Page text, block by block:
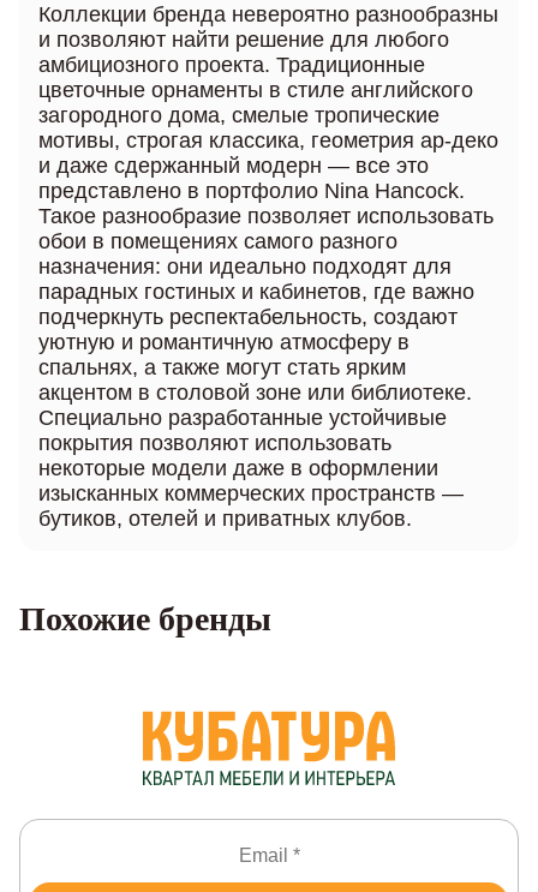
Коллекции бренда невероятно разнообразны
и позволяют найти решение для любого
амбициозного проекта. Традиционные
цветочные орнаменты в стиле английского
загородного дома, смелые тропические
мотивы, строгая классика, геометрия ар-деко
и даже сдержанный модерн — все это
представлено в портфолио Nina Hancock.
Такое разнообразие позволяет использовать
обои в помещениях самого разного
назначения: они идеально подходят для
парадных гостиных и кабинетов, где важно
подчеркнуть респектабельность, создают
уютную и романтичную атмосферу в
спальнях, а также могут стать ярким
акцентом в столовой зоне или библиотеке.
Специально разработанные устойчивые
покрытия позволяют использовать
некоторые модели даже в оформлении
изысканных коммерческих пространств —
бутиков, отелей и приватных клубов.
Похожие бренды